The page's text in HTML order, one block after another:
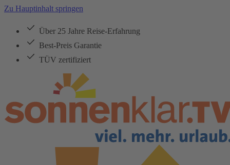
Zu Hauptinhalt springen
Über 25 Jahre Reise-Erfahrung
Best-Preis Garantie
TÜV zertifiziert